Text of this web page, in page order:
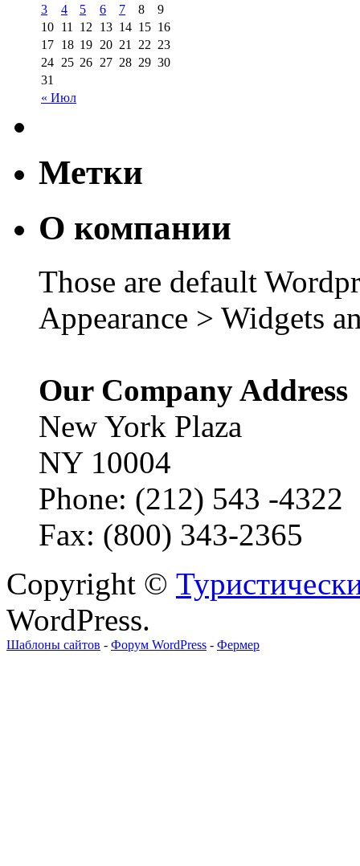
« Июл
3 4 5 6 7 8
9
10 11 12 13 14 15 16
17 18 19 20 21 22 23
24 25 26 27 28 29 30
31
Метки
О компании
Those are default
Appearance > Widgets
Our Company Address
New York Plaza
NY 10004
Phone: (212) 543 -4322
Fax: (800) 343-2365
Copyright ©
WordPress.
Шаблоны сайтов - Форум WordPress - Фермер